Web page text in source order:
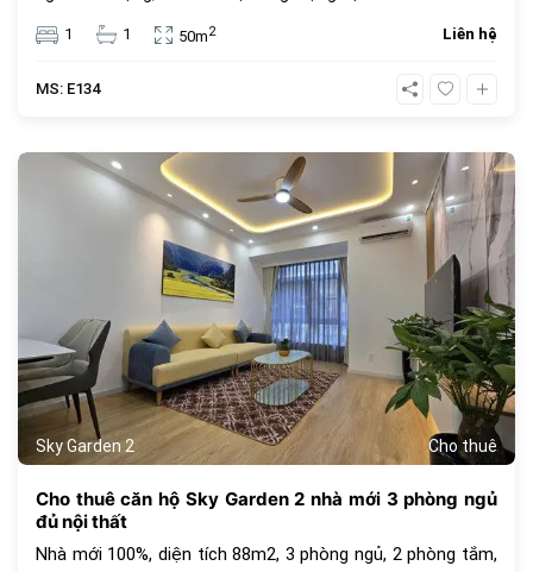
1 1 50m2 Liên hệ
MS: E134
Sky Garden 2 Cho thuê
1077
Cho thuê căn hộ Sky Garden 2 nhà mới 3 phòng ngủ
đủ nội thất
Nhà mới 100%, diện tích 88m2, 3 phòng ngủ, 2 phòng tắm,